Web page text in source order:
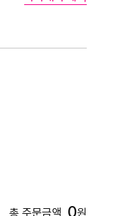
총 주문금액 0원